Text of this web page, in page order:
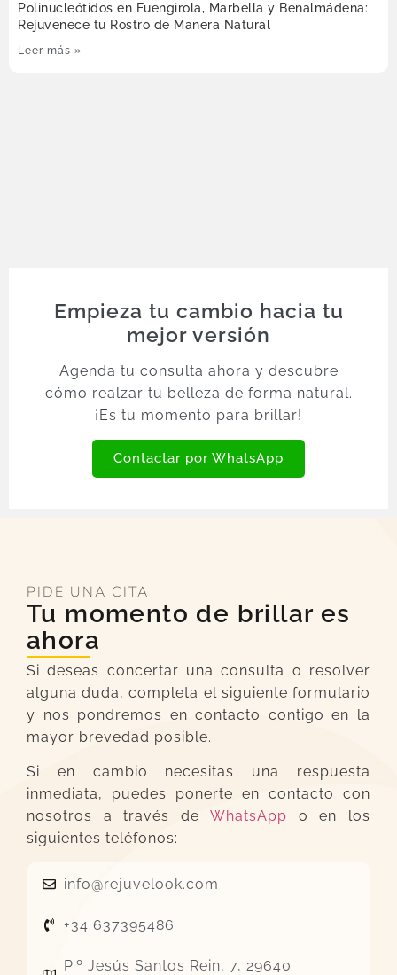
Polinucleótidos en Fuengirola, Marbella y Benalmádena:
Rejuvenece tu Rostro de Manera Natural
Leer más »
Empieza tu cambio hacia tu
mejor versión
Agenda tu consulta ahora y descubre
cómo realzar tu belleza de forma natural.
¡Es tu momento para brillar!
Contactar por WhatsApp
PIDE UNA CITA
Tu momento de brillar es
ahora
Si deseas concertar una consulta o resolver
alguna duda, completa el siguiente formulario
y nos pondremos en contacto contigo en la
mayor brevedad posible.
Si en cambio necesitas una respuesta
inmediata, puedes ponerte en contacto con
nosotros a través deWhatsApp o en los
siguientes teléfonos:
info@rejuvelook.com
+34 637395486
P.º Jesús Santos Rein, 7, 29640